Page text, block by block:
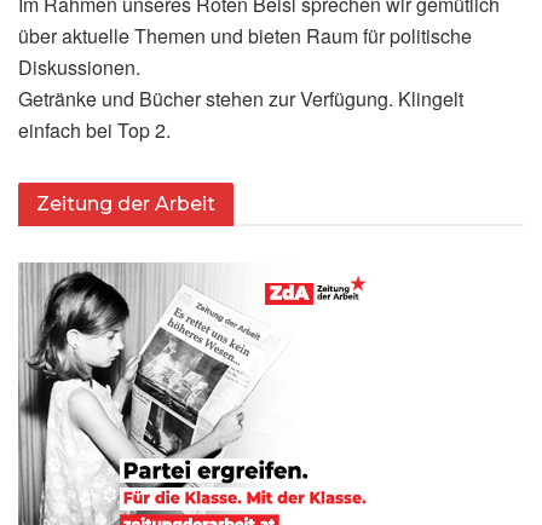
über aktuelle Themen und bieten Raum für politische
Diskussionen.
Getränke und Bücher stehen zur Verfügung. Klingelt
einfach bei Top 2.
Zeitung der Arbeit